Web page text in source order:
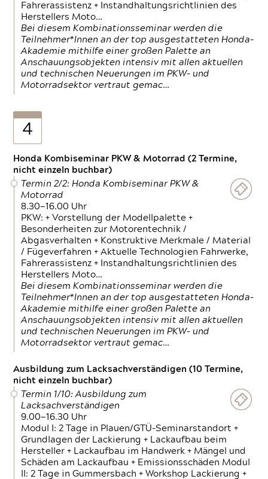
Fahrerassistenz + Instandhaltungsrichtlinien des
Herstellers Moto…
Bei diesem Kombinationsseminar werden die
Teilnehmer*Innen an der top ausgestatteten Honda-
Akademie mithilfe einer großen Palette an
Anschauungsobjekten intensiv mit allen aktuellen
und technischen Neuerungen im PKW- und
Motorradsektor vertraut gemac…
4
Honda Kombiseminar PKW & Motorrad (2 Termine,
nicht einzeln buchbar)
Termin 2/2: Honda Kombiseminar PKW &
Motorrad
8.30—16.00 Uhr
PKW: + Vorstellung der Modellpalette +
Besonderheiten zur Motorentechnik /
Abgasverhalten + Konstruktive Merkmale / Material
/ Fügeverfahren + Aktuelle Technologien Fahrwerke,
Fahrerassistenz + Instandhaltungsrichtlinien des
Herstellers Moto…
Bei diesem Kombinationsseminar werden die
Teilnehmer*Innen an der top ausgestatteten Honda-
Akademie mithilfe einer großen Palette an
Anschauungsobjekten intensiv mit allen aktuellen
und technischen Neuerungen im PKW- und
Motorradsektor vertraut gemac…
Ausbildung zum Lacksachverständigen (10 Termine,
nicht einzeln buchbar)
Termin 1/10: Ausbildung zum
Lacksachverständigen
9.00—16.30 Uhr
Modul I: 2 Tage in Plauen/GTÜ-Seminarstandort +
Grundlagen der Lackierung + Lackaufbau beim
Hersteller + Lackaufbau im Handwerk + Mängel und
Schäden am Lackaufbau + Emissionsschäden Modul
II: 2 Tage in Gummersbach + Workshop Lackierung +